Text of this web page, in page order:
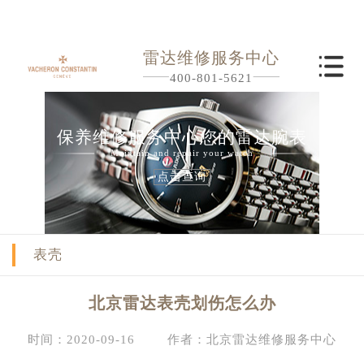
雷达维修服务中心
400-801-5621
保养维修服务中心您的雷达腕表
Maintain and repair your watch
点击查询
表壳
北京雷达表壳划伤怎么办
时间：2020-09-16 作者：北京雷达维修服务中心